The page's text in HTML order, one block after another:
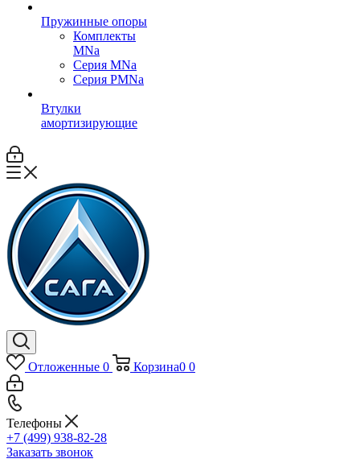
Пружинные опоры
Комплекты
MNa
Серия MNa
Серия PMNa
Втулки
амортизирующие
Отложенные 0 Корзина0 0
Телефоны
+7 (499) 938-82-28
Заказать звонок